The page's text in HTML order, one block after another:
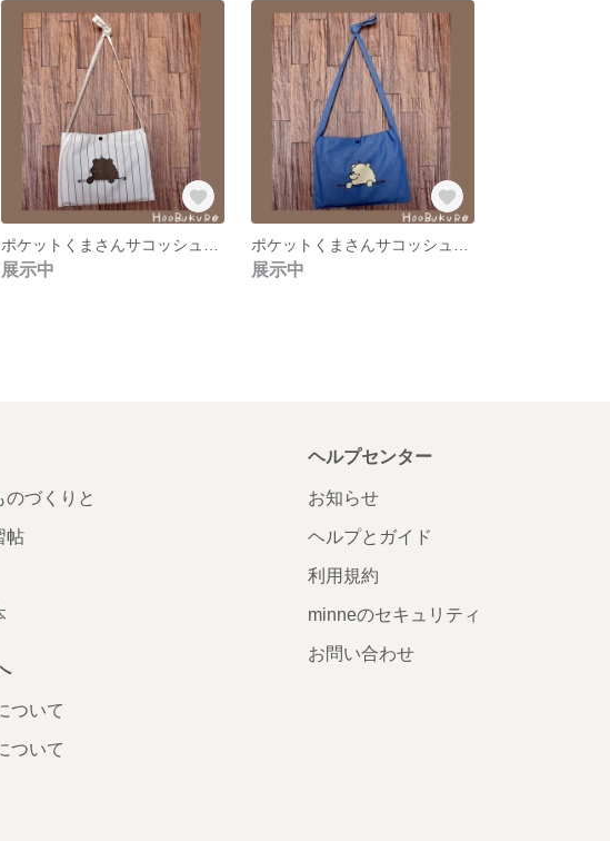
展示中 展示中
のづくりと
帖
ついて
ついて
ヘルプセンター
お知らせ
ヘルプとガイド
利用規約
minneのセキュリティ
お問い合わせ